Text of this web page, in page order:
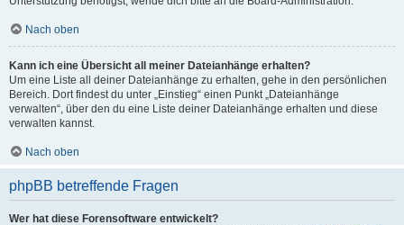
Nach oben
Kann ich eine Übersicht all meiner Dateianhänge erhalten?
Um eine Liste all deiner Dateianhänge zu erhalten, gehe in den persönlichen
Bereich. Dort findest du unter „Einstieg“ einen Punkt „Dateianhänge
verwalten“, über den du eine Liste deiner Dateianhänge erhalten und diese
verwalten kannst.
Nach oben
phpBB betreffende Fragen
Wer hat diese Forensoftware entwickelt?